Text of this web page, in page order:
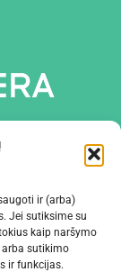
ir (arba)
Jei sutiksime su
kaip naršymo
arba sutikimo
ir funkcijas.